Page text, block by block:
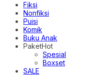
Fiksi
Nonfiksi
Puisi
Komik
Buku Anak
PaketHot
Spesial
Boxset
SALE